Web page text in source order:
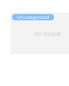
Uncategorized